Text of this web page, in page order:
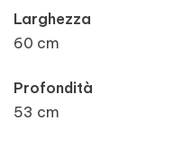
Larghezza
60 cm
Profondità
53 cm